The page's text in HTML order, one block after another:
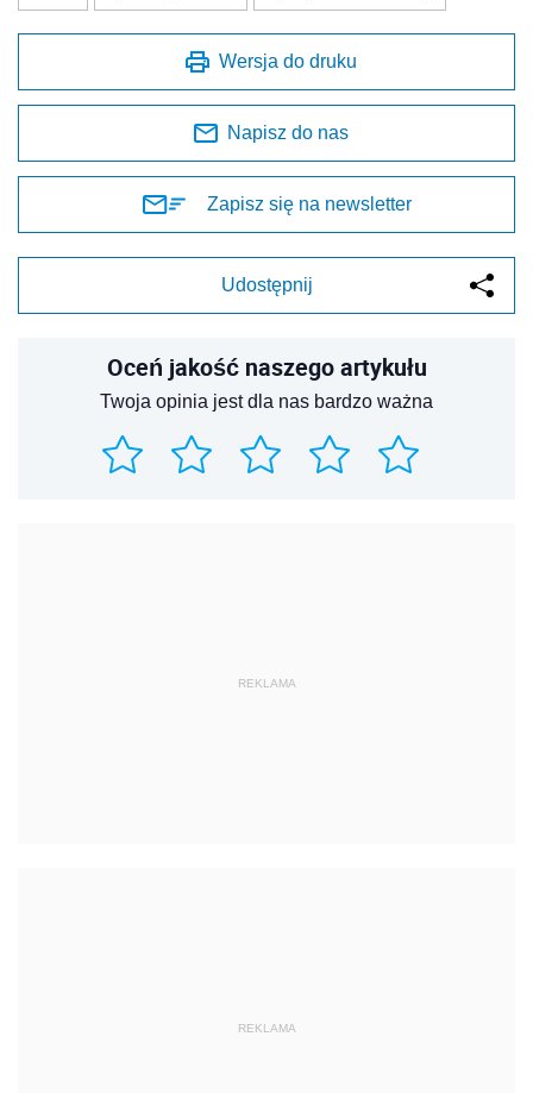
Wersja do druku
Napisz do nas
Zapisz się na newsletter
Udostępnij
Oceń jakość naszego artykułu
Twoja opinia jest dla nas bardzo ważna
REKLAMA
REKLAMA